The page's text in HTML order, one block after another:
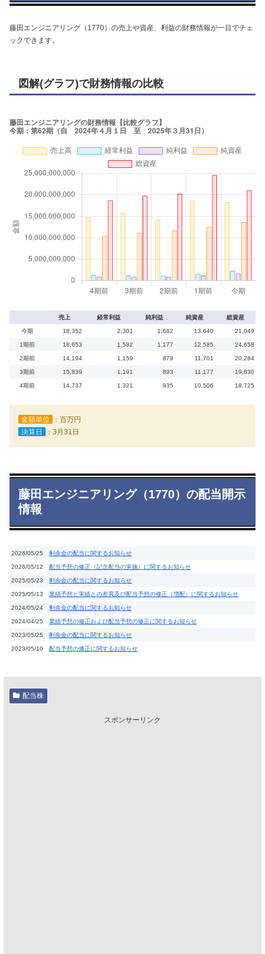
藤田エンジニアリング（1770）の売上や資産、利益の財務情報が一目でチェ
ックできます。
図解(グラフ)で財務情報の比較
売上 経常利益 純利益 純資産 総資産
今期 18,352 2,301 1,682 13,640 21,049
1期前 18,653 1,582 1,177 12,585 24,658
2期前 14,194 1,159 879 11,701 20,284
3期前 15,839 1,191 893 11,177 19,830
4期前 14,737 1,321 935 10,506 18,725
金額単位
：百万円
決算日
：3月31日
藤田エンジニアリング（1770）の配当開示
情報
2026/05/25 剰余金の配当に関するお知らせ
2026/05/12 配当予想の修正（記念配当の実施）に関するお知らせ
2025/05/23 剰余金の配当に関するお知らせ
2025/05/13 業績予想と実績との差異及び配当予想の修正（増配）に関するお知らせ
2024/05/24 剰余金の配当に関するお知らせ
2024/04/25 業績予想の修正および配当予想の修正に関するお知らせ
2023/05/25 剰余金の配当に関するお知らせ
2023/05/10 配当予想の修正に関するお知らせ
配当株
スポンサーリンク